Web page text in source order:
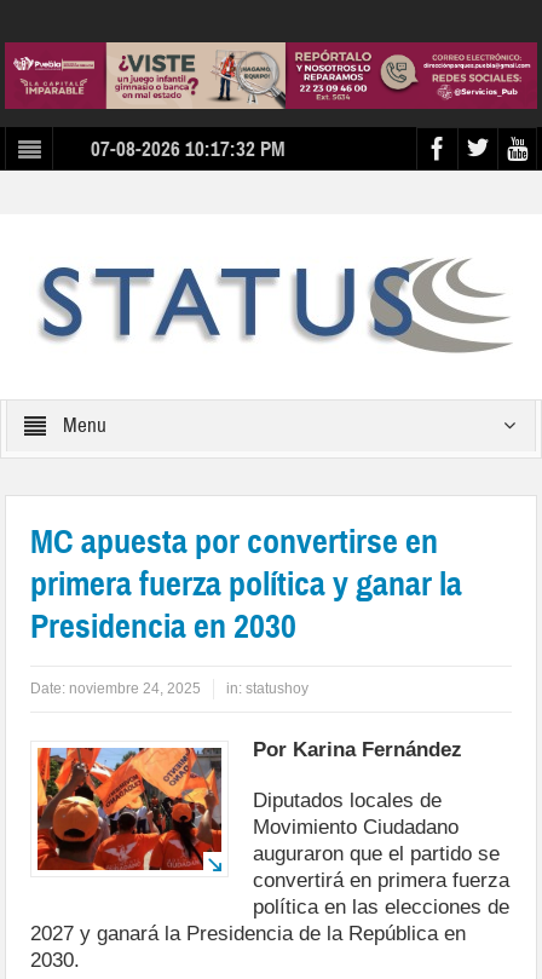
07-08-2026 10:17:32 PM
Menu
MC apuesta por convertirse en
primera fuerza política y ganar la
Presidencia en 2030
Date: noviembre 24, 2025 in:statushoy
Por Karina Fernández
Diputados locales de
Movimiento Ciudadano
auguraron que el partido se
convertirá en primera fuerza
política en las elecciones de
2027 y ganará la Presidencia de la República en
2030.